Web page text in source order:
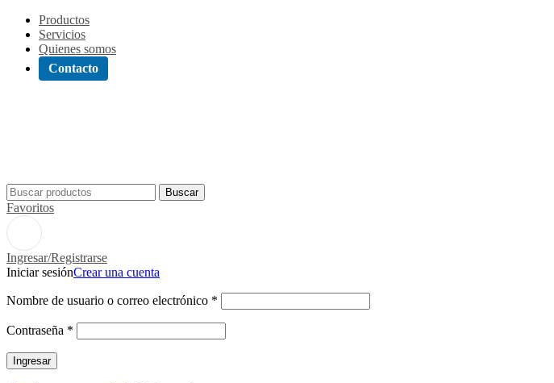
Productos
Servicios
Quienes somos
Contacto
Buscar
Favoritos
Ingresar/Registrarse
Iniciar sesiónCrear una cuenta
Nombre de usuario o correo electrónico *
Contraseña *
Ingresar